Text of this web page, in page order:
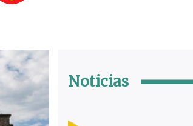
Noticias